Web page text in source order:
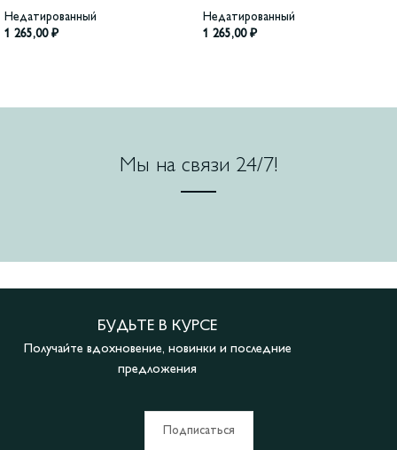
Недатированный
1 265,00 ₽
Недатированный
1 265,00 ₽
Мы на связи 24/7!
БУДЬТЕ В КУРСЕ
Получайте вдохновение, новинки и последние
предложения
Подписаться